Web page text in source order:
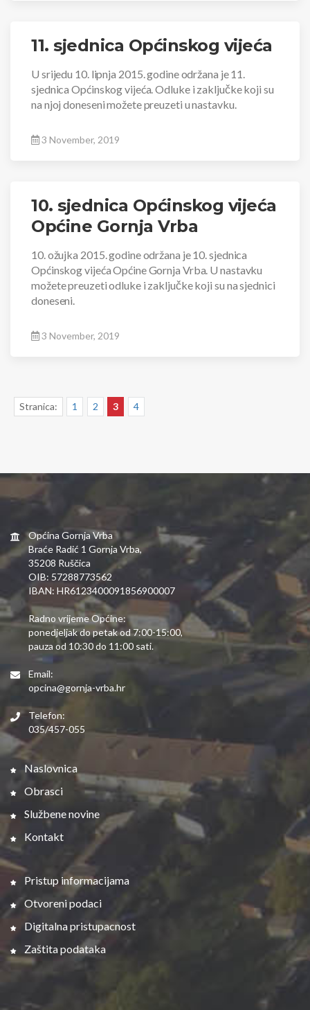
11. sjednica Općinskog vijeća
U srijedu 10. lipnja 2015. godine održana je 11.
sjednica Općinskog vijeća. Odluke i zaključke koji su
na njoj doneseni možete preuzeti u nastavku.
3 November, 2019
10. sjednica Općinskog vijeća
Općine Gornja Vrba
10. ožujka 2015. godine održana je 10. sjednica
Općinskog vijeća Općine Gornja Vrba. U nastavku
možete preuzeti odluke i zaključke koji su na sjednici
doneseni.
3 November, 2019
Stranica: 1 2 3 4
Općina Gornja Vrba
Braće Radić 1 Gornja Vrba,
35208 Ruščica
OIB: 57288773562
IBAN: HR6123400091856900007
Radno vrijeme Općine:
ponedjeljak do petak od 7:00-15:00,
pauza od 10:30 do 11:00 sati.
Email:
opcina@gornja-vrba.hr
Telefon:
035/457-055
Naslovnica
Obrasci
Službene novine
Kontakt
Pristup informacijama
Otvoreni podaci
Digitalna pristupacnost
Zaštita podataka